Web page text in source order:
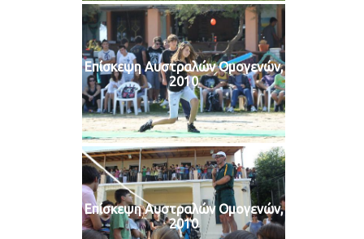
Επίσκεψη Αυστραλών Ομογενών,
2010
Επίσκεψη Αυστραλών Ομογενών,
2010